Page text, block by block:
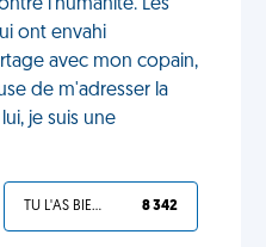
l'humanité. Les
ont envahi
avec mon copain,
de m'adresser la
je suis une
TU L'AS BIEN MÉRITÉ 8 342